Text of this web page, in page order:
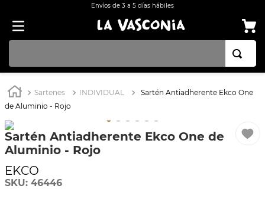
Envíos de 3 a 5 días hábiles
Sartenes INDIVIDUAL
Sartén Antiadherente Ekco One
de Aluminio - Rojo
Sartén Antiadherente Ekco One de
Aluminio - Rojo
EKCO
SKU: 46446
1. BATERÍA COCINA EKCO ALUMINIO ANTIADHERENTE 32 PIEZAS
3. OLLA
5. INDUCCIÓN